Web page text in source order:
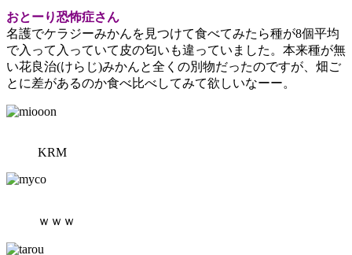
おとーり恐怖症さん
名護でケラジーみかんを見つけて食べてみたら種が8個平均
で入って入っていて皮の匂いも違っていました。本来種が無
い花良治(けらじ)みかんと全くの別物だったのですが、畑ご
とに差があるのか食べ比べしてみて欲しいなーー。
KRM
ｗｗｗ